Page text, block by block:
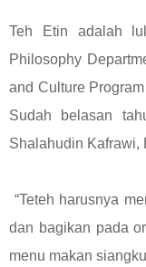
Teh Etin adalah
Philosophy
and Culture
Sudah belasan
Shalahudin Kafrawi,
“Teteh harusnya
dan bagikan pada
menu makan